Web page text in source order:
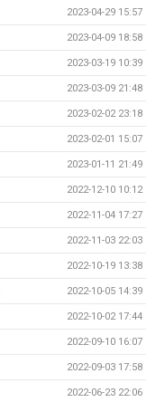
2023-04-29 15:57
2023-04-09 18:58
2023-03-19 10:39
2023-03-09 21:48
2023-02-02 23:18
2023-02-01 15:07
2023-01-11 21:49
2022-12-10 10:12
2022-11-04 17:27
2022-11-03 22:03
2022-10-19 13:38
2022-10-05 14:39
2022-10-02 17:44
2022-09-10 16:07
2022-09-03 17:58
2022-06-23 22:06